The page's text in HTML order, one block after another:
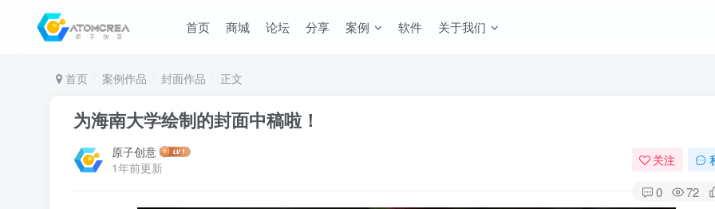
首页 商城 论坛 分享 案例 软件 关于我们
首页 案例作品 封面作品 正文
为海南大学绘制的封面中稿啦！
原子创意
1年前更新
关注
0 72